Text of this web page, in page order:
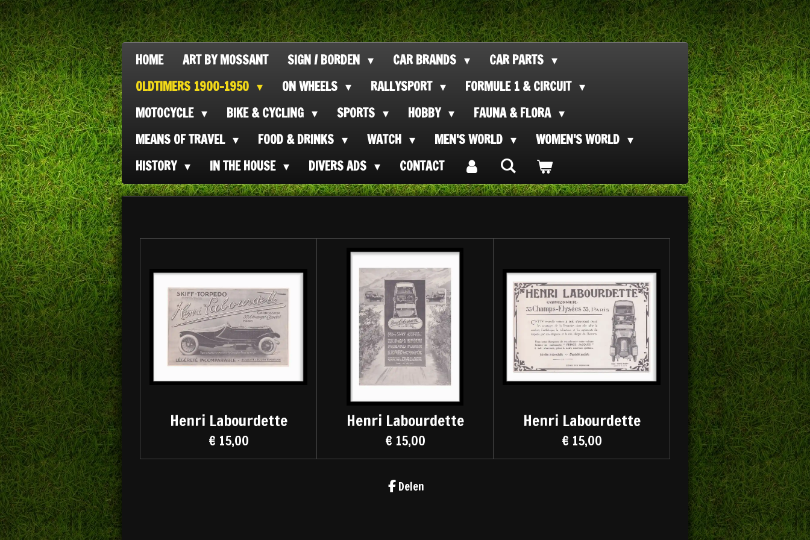
Ga
direct
naar
de
hoofdinhoud
HOME ART BY MOSSANT SIGN / BORDEN CAR BRANDS
CAR PARTS
OLDTIMERS 1900-1950
ON WHEELS RALLYSPORT
FORMULE 1 & CIRCUIT
MOTOCYCLE
BIKE & CYCLING SPORTS HOBBY
FAUNA & FLORA
MEANS OF TRAVEL
FOOD & DRINKS WATCH MEN'S WORLD
WOMEN'S WORLD
HISTORY
IN THE HOUSE DIVERS ADS CONTACT
Henri Labourdette
€ 15,00
Henri Labourdette
€ 15,00
Henri Labourdette
€ 15,00
Delen